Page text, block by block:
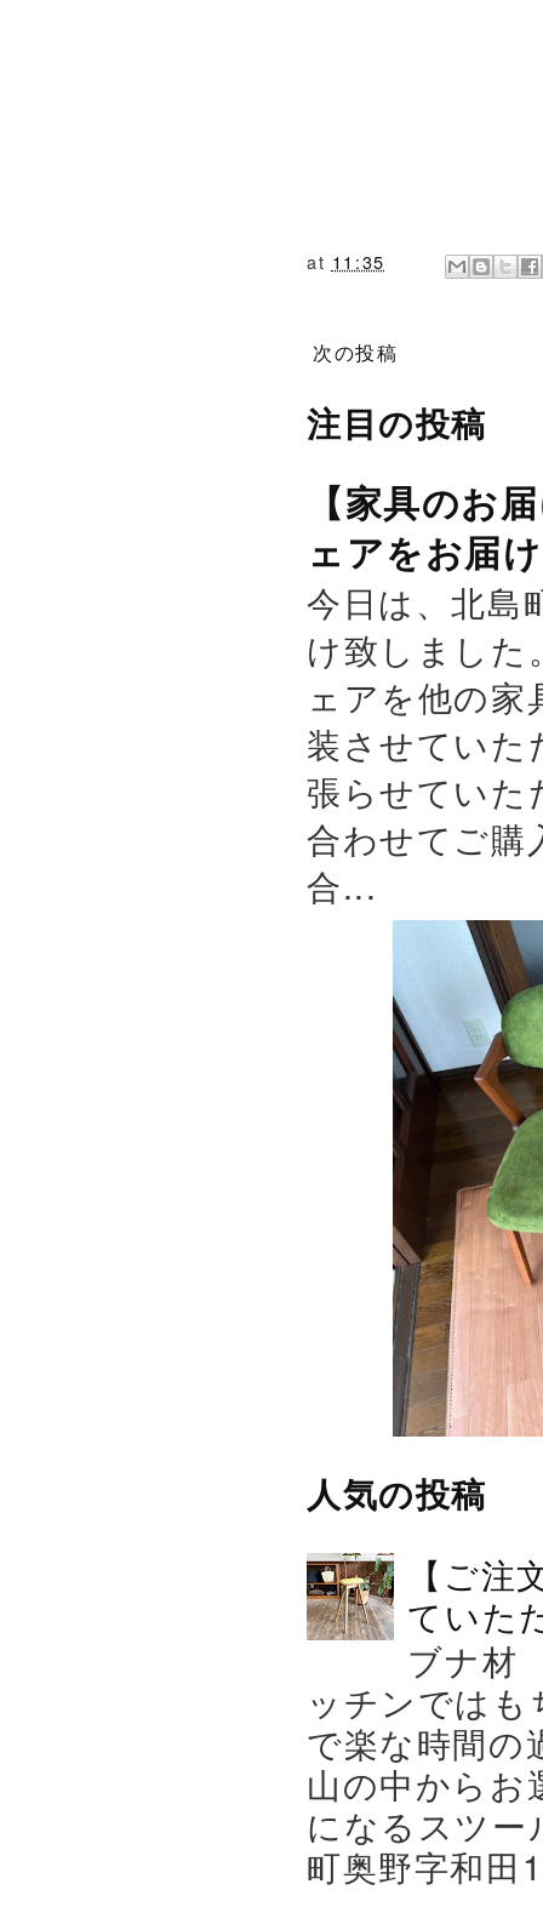
at 11:35
次の投稿
注目の投稿
【家具のお
ェアをお届
今日は、北島
け致しまし
ェアを他の
装させていた
張らせていた
合わせてご購
合...
人気の投稿
【ご
ていた
ブナ材
ッチンでは
で楽な時間の
山の中から
になるスツー
町奥野字和